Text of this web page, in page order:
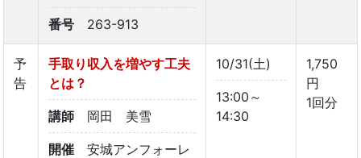
番号 263-913
予
告
手取り収入を増やす工夫
とは？
講師 岡田 美雪
開催
安城アンフォーレ
10/31(土)
13:00～
14:30
1,750
円
1回分